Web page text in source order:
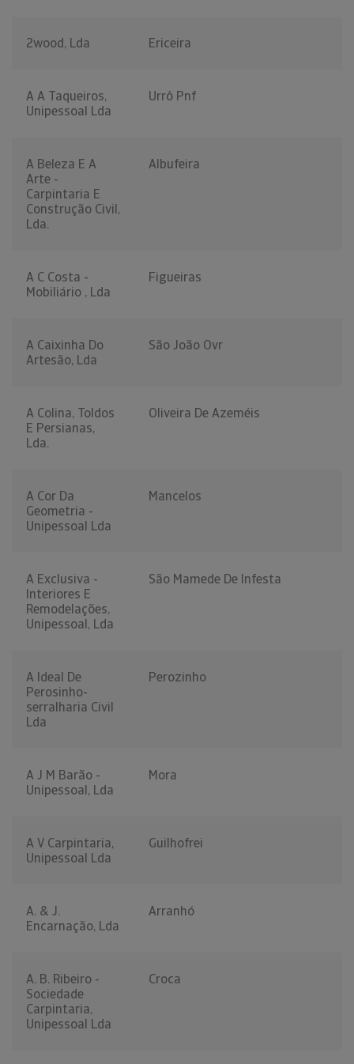
2wood, Lda Ericeira
A A Taqueiros,
Unipessoal Lda
Urrô Pnf
A Beleza E A
Arte -
Carpintaria E
Construção Civil,
Lda.
Albufeira
A C Costa -
Mobiliário , Lda
Figueiras
A Caixinha Do
Artesão, Lda
São João Ovr
A Colina, Toldos
E Persianas,
Lda.
Oliveira De Azeméis
A Cor Da
Geometria -
Unipessoal Lda
Mancelos
A Exclusiva -
Interiores E
Remodelações,
Unipessoal, Lda
São Mamede De Infesta
A Ideal De
Perosinho-
serralharia Civil
Lda
Perozinho
A J M Barão -
Unipessoal, Lda
Mora
A V Carpintaria,
Unipessoal Lda
Guilhofrei
A. & J.
Encarnação, Lda
Arranhó
A. B. Ribeiro -
Sociedade
Carpintaria,
Unipessoal Lda
Croca